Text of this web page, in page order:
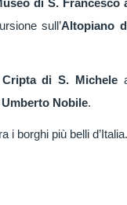
di S. Francesco
sull’Altopiano
di S. Michele
Umberto Nobile.
i borghi più belli d’Italia.